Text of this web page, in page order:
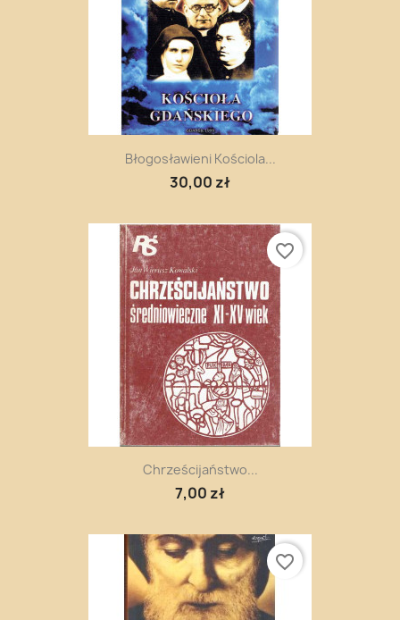
Błogosławieni Kościola...
30,00 zł
Chrześcijaństwo...
7,00 zł
favorite_border
favorite_border